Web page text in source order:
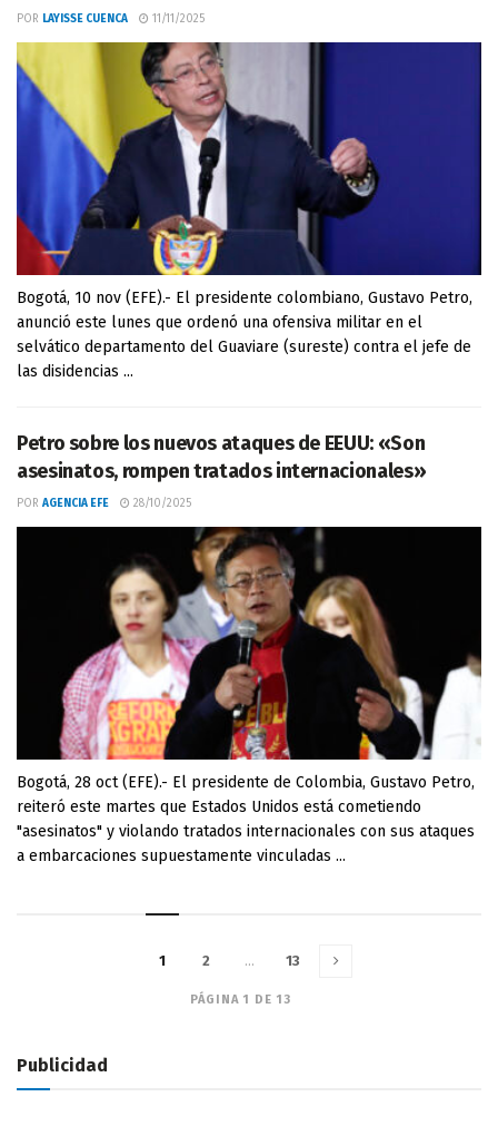
POR LAYISSE CUENCA 11/11/2025
Bogotá, 10 nov (EFE).- El presidente colombiano, Gustavo Petro,
anunció este lunes que ordenó una ofensiva militar en el
selvático departamento del Guaviare (sureste) contra el jefe de
las disidencias ...
Petro sobre los nuevos ataques de EEUU: «Son
asesinatos, rompen tratados internacionales»
POR AGENCIA EFE 28/10/2025
Bogotá, 28 oct (EFE).- El presidente de Colombia, Gustavo Petro,
reiteró este martes que Estados Unidos está cometiendo
"asesinatos" y violando tratados internacionales con sus ataques
a embarcaciones supuestamente vinculadas ...
PÁGINA 1 DE 13
1 2 … 13
Publicidad